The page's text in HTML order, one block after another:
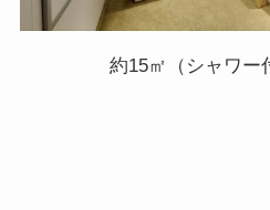
約15㎡（シャワー